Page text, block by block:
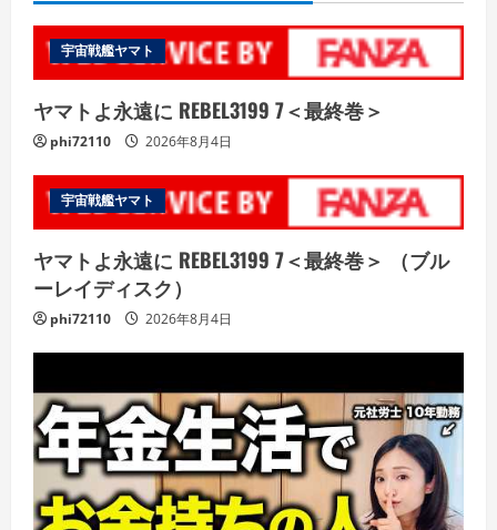
宇宙戦艦ヤマト
ヤマトよ永遠に REBEL3199 7＜最終巻＞
phi72110 2026年8月4日
宇宙戦艦ヤマト
ヤマトよ永遠に REBEL3199 7＜最終巻＞ （ブル
ーレイディスク）
phi72110 2026年8月4日